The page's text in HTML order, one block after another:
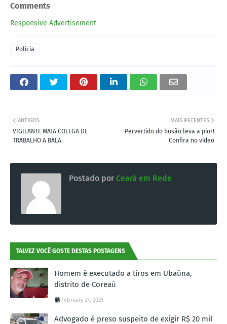
Comments
Responsive Advertisement
Policia
MAIS RECENTES
Pervertido do busão leva a pior!
Confira no vídeo
ANTIGOS
VIGILANTE MATA COLEGA DE
TRABALHO A BALA.
Postado por Ceará em Rede
TALVEZ VOCÊ GOSTE DESTAS POSTAGENS
Homem é executado a tiros em Ubaúna,
distrito de Coreaú
February 27, 2025
Advogado é preso suspeito de exigir R$ 20 mil